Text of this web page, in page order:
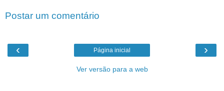
Postar um comentário
‹ ›
Página inicial
Ver versão para a web